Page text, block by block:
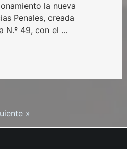
la nueva
Penales, creada
N.º 49, con el ...
»